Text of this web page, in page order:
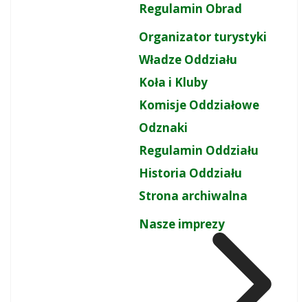
Regulamin Obrad
Organizator turystyki
Władze Oddziału
Koła i Kluby
Komisje Oddziałowe
Odznaki
Regulamin Oddziału
Historia Oddziału
Strona archiwalna
Nasze imprezy